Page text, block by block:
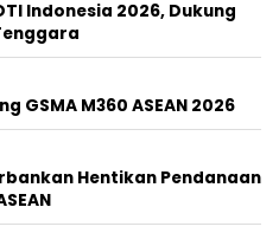
Indonesia 2026, Dukung
GSMA M360 ASEAN 2026
Hentikan Pendanaan